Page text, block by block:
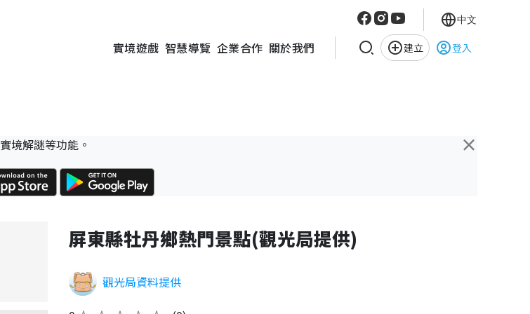
實境遊戲 智慧導覽 企業合作 關於我們 建立 登入
中文
×
境解謎等功能。
屏東縣牡丹鄉熱門景點(觀光局提供)
觀光局資料提供